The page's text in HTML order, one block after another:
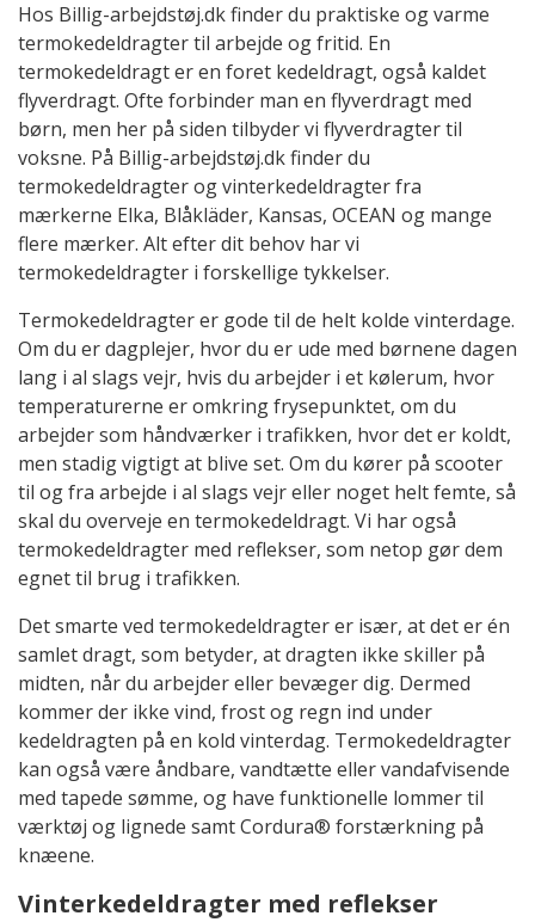
Hos Billig-arbejdstøj.dk finder du praktiske og varme
termokedeldragter til arbejde og fritid. En
termokedeldragt er en foret kedeldragt, også kaldet
flyverdragt. Ofte forbinder man en flyverdragt med
børn, men her på siden tilbyder vi flyverdragter til
voksne. På Billig-arbejdstøj.dk finder du
termokedeldragter og vinterkedeldragter fra
mærkerne Elka, Blåkläder, Kansas, OCEAN og mange
flere mærker. Alt efter dit behov har vi
termokedeldragter i forskellige tykkelser.
Termokedeldragter er gode til de helt kolde vinterdage.
Om du er dagplejer, hvor du er ude med børnene dagen
lang i al slags vejr, hvis du arbejder i et kølerum, hvor
temperaturerne er omkring frysepunktet, om du
arbejder som håndværker i trafikken, hvor det er koldt,
men stadig vigtigt at blive set. Om du kører på scooter
til og fra arbejde i al slags vejr eller noget helt femte, så
skal du overveje en termokedeldragt. Vi har også
termokedeldragter med reflekser, som netop gør dem
egnet til brug i trafikken.
Det smarte ved termokedeldragter er især, at det er én
samlet dragt, som betyder, at dragten ikke skiller på
midten, når du arbejder eller bevæger dig. Dermed
kommer der ikke vind, frost og regn ind under
kedeldragten på en kold vinterdag. Termokedeldragter
kan også være åndbare, vandtætte eller vandafvisende
med tapede sømme, og have funktionelle lommer til
værktøj og lignede samt Cordura® forstærkning på
knæene.
Vinterkedeldragter med reflekser